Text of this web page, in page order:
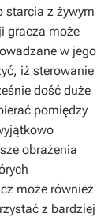
starcia z żywym
gracza może
w jego
iż sterowanie
dość duże
pomiędzy
obrażenia
może również
z bardziej